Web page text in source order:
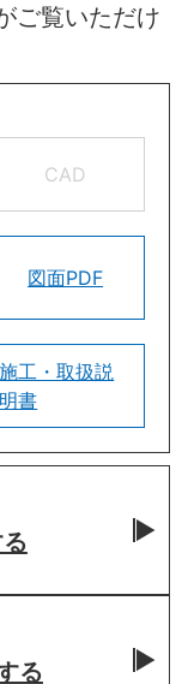
ご覧いただけ
CAD
図面PDF
施工・取扱説
明書
る